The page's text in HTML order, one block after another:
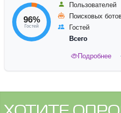
96%
Гостей
Пользователей
Поисковых
Гостей
Всего
Подробнее